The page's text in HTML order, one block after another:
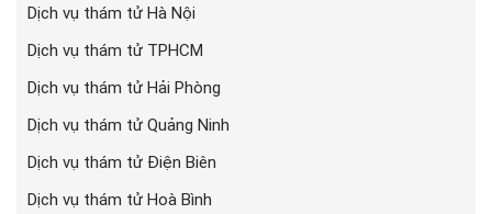
Dịch vụ thám tử Hà Nội
Dịch vụ thám tử TPHCM
Dịch vụ thám tử Hải Phòng
Dịch vụ thám tử Quảng Ninh
Dịch vụ thám tử Điện Biên
Dịch vụ thám tử Hoà Bình